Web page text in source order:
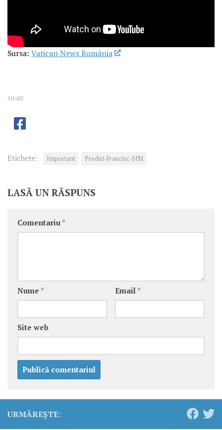
Sursa: Vatican News România
SHARE
Etichete: Important Predici-Francisc-SfM
LASĂ UN RĂSPUNS
Comentariu *
Nume * Email *
Site web
URMĂREȘTE: